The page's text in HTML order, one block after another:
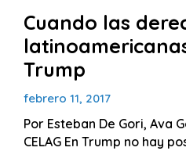
Cuando las
Trump
febrero 11, 2017
Por Esteban De Gori, Ava
CELAG En Trump no hay